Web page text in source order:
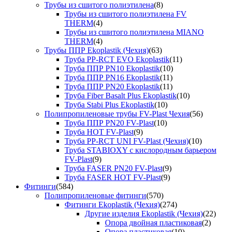
Трубы из сшитого полиэтилена(8)
Трубы из сшитого полиэтилена FV
THERM(4)
Трубы из сшитого полиэтилена MIANO
THERM(4)
Трубы ППР Ekoplastik (Чехия)(63)
Труба PP-RCT EVO Ekoplastik(11)
Труба ППР PN10 Ekoplastik(10)
Труба ППР PN16 Ekoplastik(11)
Труба ППР PN20 Ekoplastik(11)
Труба Fiber Basalt Plus Ekoplastik(10)
Труба Stabi Plus Ekoplastik(10)
Полипропиленовые трубы FV-Plast Чехия(56)
Труба ППР PN20 FV-Plast(10)
Труба HOT FV-Plast(9)
Труба PP-RCT UNI FV-Plast (Чехия)(10)
Труба STABIOXY с кислородным барьером
FV-Plast(9)
Труба FASER PN20 FV-Plast(9)
Труба FASER HOT FV-Plast(9)
Фитинги(584)
Полипропиленовые фитинги(570)
Фитинги Ekoplastik (Чехия)(274)
Другие изделия Ekoplastik (Чехия)(22)
Опора двойная пластиковая(2)